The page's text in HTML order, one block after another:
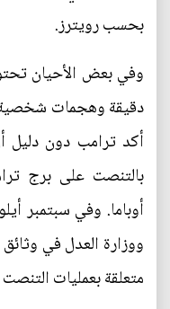
بحسب رويترز.
وفي بعض الأحيان
دقيقة وهجمات
أكد ترامب دون دليل
بالتنصت على برج
أوباما. وفي سبتمبر
ووزارة العدل في
متعلقة بعمليات